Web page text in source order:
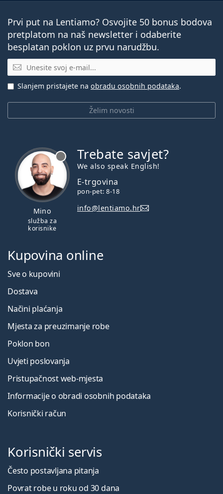
Prvi put na Lentiamo? Osvojite 50 bonus bodova
pretplatom na naš newsletter i odaberite
besplatan poklon uz prvu narudžbu.
E-mail
Želim novosti
Slanjem pristajete na obradu osobnih podataka.
Mino
služba za
korisnike
Trebate savjet?
We also speak English!
E-trgovina
pon-pet: 8-18
info@lentiamo.hr
Kupovina online
Sve o kupovini
Dostava
Načini plaćanja
Mjesta za preuzimanje robe
Poklon bon
Uvjeti poslovanja
Pristupačnost web-mjesta
Informacije o obradi osobnih podataka
Korisnički račun
Korisnički servis
Često postavljana pitanja
Povrat robe u roku od 30 dana